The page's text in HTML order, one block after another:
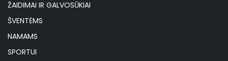
ŽAIDIMAI IR GALVOSŪKIAI
ŠVENTĖMS
NAMAMS
SPORTUI